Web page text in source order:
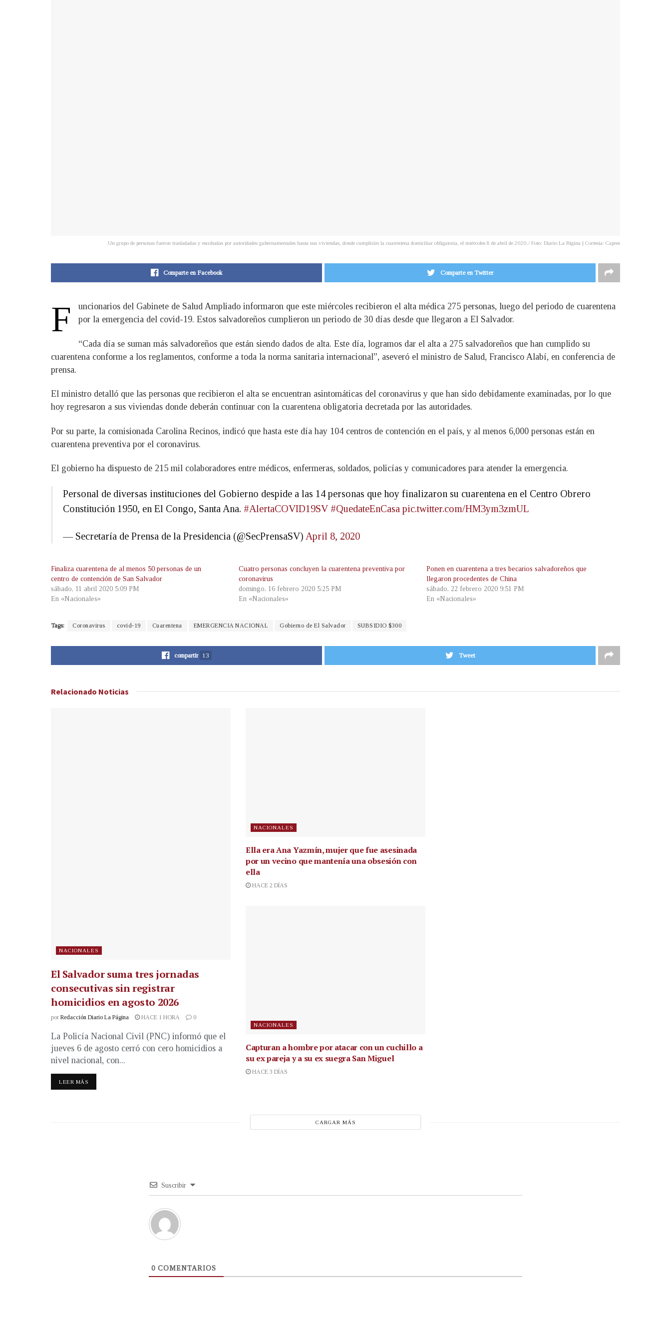
Un grupo de personas fueron trasladadas y escoltadas por autoridades gubernamentales hasta sus viviendas, donde cumplirán la cuarentena domiciliar obligatoria, el miércoles 8 de abril de 2020./ Foto: Diario La Página | Cortesía: Capres
Comparte en Facebook Comparte en Twitter
F
​uncionarios del Gabinete de Salud Ampliado informaron que este miércoles recibieron el alta médica 275 personas, luego del periodo de cuarentena
por la emergencia del covid-19. Estos salvadoreños cumplieron un periodo de 30 días desde que llegaron a El Salvador.
“Cada día se suman más salvadoreños que están siendo dados de alta. Este día, logramos dar el alta a 275 salvadoreños que han cumplido su
cuarentena conforme a los reglamentos, conforme a toda la norma sanitaria internacional”, aseveró el ministro de Salud, Francisco Alabí, en conferencia de
prensa.
El ministro detalló que las personas que recibieron el alta se encuentran asintomáticas del coronavirus y que han sido debidamente examinadas, por lo que
hoy regresaron a sus viviendas donde deberán continuar con la cuarentena obligatoria decretada por las autoridades.
Por su parte, la comisionada Carolina Recinos, indicó que hasta este día hay 104 centros de contención en el país, y al menos 6,000 personas están en
cuarentena preventiva por el coronavirus.
El gobierno ha dispuesto de 215 mil colaboradores entre médicos, enfermeras, soldados, policías y comunicadores para atender la emergencia.
Personal de diversas instituciones del Gobierno despide a las 14 personas que hoy finalizaron su cuarentena en el Centro Obrero
Constitución 1950, en El Congo, Santa Ana. #AlertaCOVID19SV #QuedateEnCasa pic.twitter.com/HM3ym3zmUL
— Secretaría de Prensa de la Presidencia (@SecPrensaSV) April 8, 2020
Finaliza cuarentena de al menos 50 personas de un
centro de contención de San Salvador
sábado, 11 abril 2020 5:09 PM
En «Nacionales»
Cuatro personas concluyen la cuarentena preventiva por
coronavirus
domingo, 16 febrero 2020 5:25 PM
En «Nacionales»
Ponen en cuarentena a tres becarios salvadoreños que
llegaron procedentes de China
sábado, 22 febrero 2020 9:51 PM
En «Nacionales»
Tags: Coronavirus covid-19 Cuarentena EMERGENCIA NACIONAL Gobierno de El Salvador SUBSIDIO $300
compartir 13 Tweet
Relacionado Noticias
NACIONALES
El Salvador suma tres jornadas
consecutivas sin registrar
homicidios en agosto 2026
por Redacción Diario La Página HACE 1 HORA 0
La Policía Nacional Civil (PNC) informó que el
jueves 6 de agosto cerró con cero homicidios a
nivel nacional, con...
LEER MÁS
NACIONALES
Ella era Ana Yazmín, mujer que fue asesinada
por un vecino que mantenía una obsesión con
ella
HACE 2 DÍAS
NACIONALES
Capturan a hombre por atacar con un cuchillo a
su ex pareja y a su ex suegra San Miguel
HACE 3 DÍAS
CARGAR MÁS
Suscribir
0 COMENTARIOS